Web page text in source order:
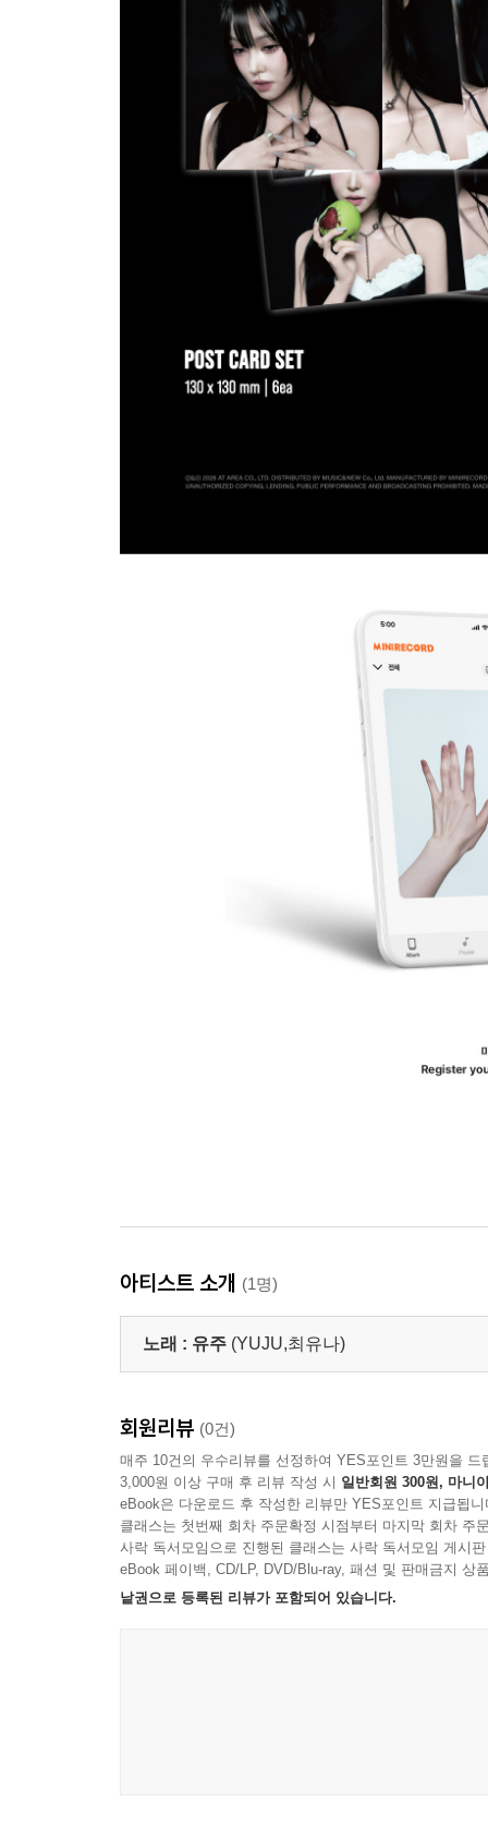
아티스트 소개 (1명)
노래 : 유주 (YUJU,최유나)
회원리뷰 (0건)
매주 10건의 우수리뷰를 선정하여 YES포인트 3만원을 드
3,000원 이상 구매 후 리뷰 작성 시 일반회원 300원, 마니
eBook은 다운로드 후 작성한 리뷰만 YES포인트 지급됩니
클래스는 첫번째 회차 주문확정 시점부터 마지막 회차 주
사락 독서모임으로 진행된 클래스는 사락 독서모임 게시
eBook 페이백, CD/LP, DVD/Blu-ray, 패션 및 판매금지 상
낱권으로 등록된 리뷰가 포함되어 있습니다.